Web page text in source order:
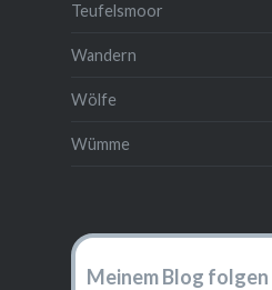
Teufelsmoor
Wandern
Wölfe
Wümme
Meinem Blog folgen